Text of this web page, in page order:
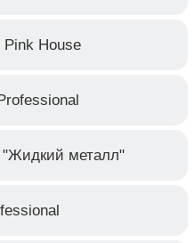
Pink House
"Жидкий металл"